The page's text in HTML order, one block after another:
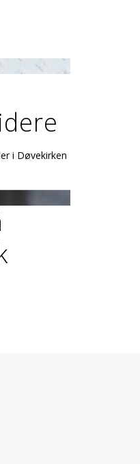
i Døvekirken